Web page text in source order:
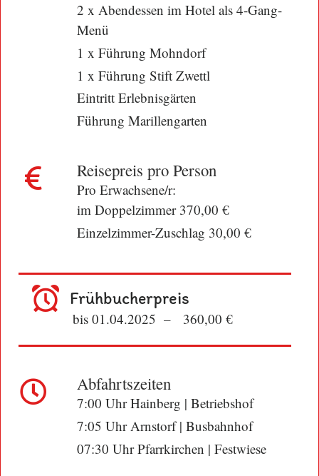
2 x Abendessen im Hotel als 4-Gang-
Menü
1 x Führung Mohndorf
1 x Führung Stift Zwettl
Eintritt Erlebnisgärten
Führung Marillengarten
Reisepreis pro Person
Pro Erwachsene/r:
im Doppelzimmer 370,00 €
Einzelzimmer-Zuschlag 30,00 €
Frühbucherpreis
bis 01.04.2025 – 360,00 €
Abfahrtszeiten
7:00 Uhr Hainberg | Betriebshof
7:05 Uhr Arnstorf | Busbahnhof
07:30 Uhr Pfarrkirchen | Festwiese